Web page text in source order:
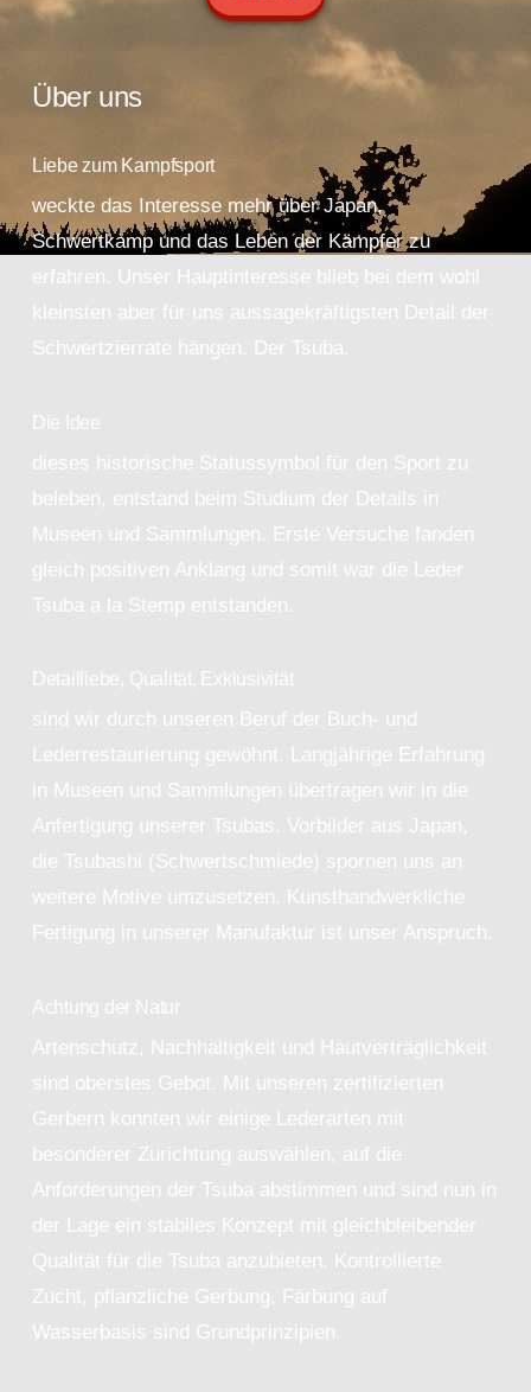
Über uns
Liebe zum Kampfsport
weckte das Interesse mehr über Japan,
Schwertkamp und das Leben der Kämpfer zu
erfahren. Unser Hauptinteresse blieb bei dem wohl
kleinsten aber für uns aussagekräftigsten Detail der
Schwertzierrate hängen. Der Tsuba.
Die Idee
dieses historische Statussymbol für den Sport zu
beleben, entstand beim Studium der Details in
Museen und Sammlungen. Erste Versuche fanden
gleich positiven Anklang und somit war die Leder
Tsuba a la Stemp entstanden.
Detailliebe, Qualität, Exklusivität
sind wir durch unseren Beruf der Buch- und
Lederrestaurierung gewöhnt. Langjährige Erfahrung
in Museen und Sammlungen übertragen wir in die
Anfertigung unserer Tsubas. Vorbilder aus Japan,
die Tsubashi (Schwertschmiede) spornen uns an
weitere Motive umzusetzen. Kunsthandwerkliche
Fertigung in unserer Manufaktur ist unser Anspruch.
Achtung der Natur
Artenschutz, Nachhaltigkeit und Hautverträglichkeit
sind oberstes Gebot. Mit unseren zertifizierten
Gerbern konnten wir einige Lederarten mit
besonderer Zurichtung auswählen, auf die
Anforderungen der Tsuba abstimmen und sind nun in
der Lage ein stabiles Konzept mit gleichbleibender
Qualität für die Tsuba anzubieten. Kontrollierte
Zucht, pflanzliche Gerbung, Färbung auf
Wasserbasis sind Grundprinzipien.